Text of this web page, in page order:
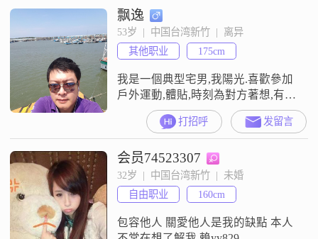
飘逸
53岁  |  中国台湾新竹  |  离异
其他职业
175cm
我是一個典型宅男,我陽光.喜歡參加
戶外運動,體貼,時刻為對方著想,有一
點點的大男人,我是相信緣分的,希望
藉此能找到一個開朗,溫柔的對象,作
為我的終身伴侶
打招呼 发留言
会员74523307
32岁  |  中国台湾新竹  |  未婚
自由职业
160cm
包容他人 關愛他人是我的缺點 本人